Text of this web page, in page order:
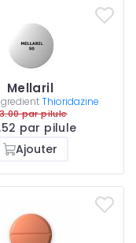
Mellaril
Thioridazine
par pilule
par pilule
Ajouter